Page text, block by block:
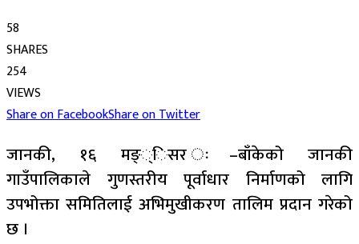
58
SHARES
254
VIEWS
Share on FacebookShare on Twitter
जानकी, १६ मङ््िसर ः–बाँकेको जानकी
गाउँपालिकाले गुणस्तरीय पूर्वाधार निर्माणको लागि
उपभोक्ता समितिलाई अभिमुखीकरण तालिम प्रदान गरेको
छ ।